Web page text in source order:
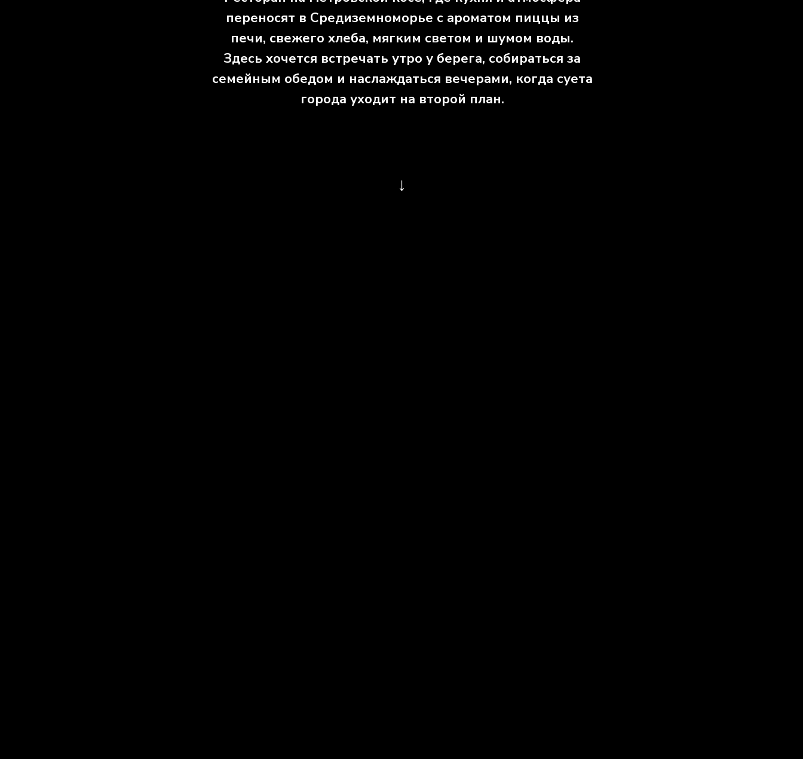
↓
переносят в Средиземноморье с ароматом пиццы из
печи, свежего хлеба, мягким светом и шумом воды.
Здесь хочется встречать утро у берега, собираться за
семейным обедом и наслаждаться вечерами, когда суета
города уходит на второй план.